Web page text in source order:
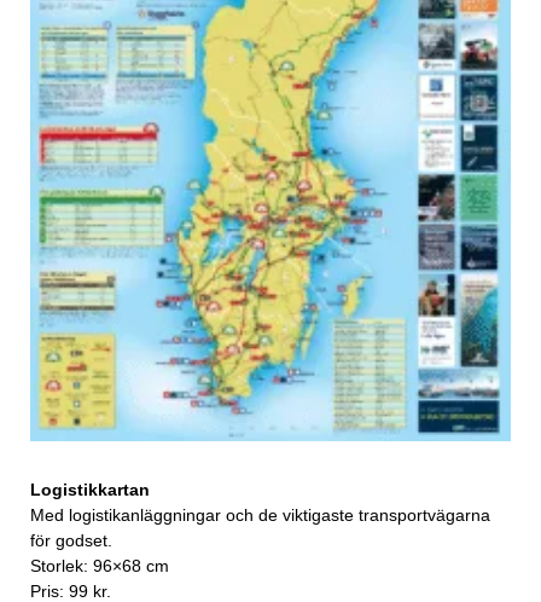
Logistikkartan
Med logistikanläggningar och de viktigaste transportvägarna
för godset.
Storlek: 96×68 cm
Pris: 99 kr.